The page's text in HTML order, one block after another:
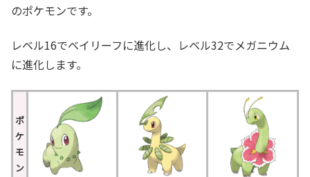
のポケモンです。
レベル16でベイリーフに進化し、レベル32でメガニウム
に進化します。
ポ
ケ
モ
ン